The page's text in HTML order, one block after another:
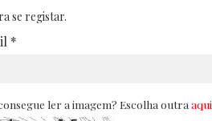
se registar.
*
ler a imagem? Escolha outraaqui